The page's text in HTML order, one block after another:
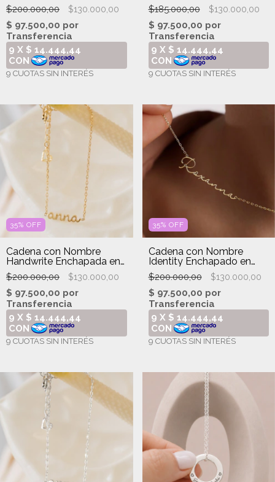
$200.000,00 $130.000,00 $185.000,00 $130.000,00
35% OFF
Cadena con Nombre
Handwrite Enchapada en
oro 18k
$200.000,00 $130.000,00
35% OFF
Cadena con Nombre
Identity Enchapado en
Oro 18k
$200.000,00 $130.000,00